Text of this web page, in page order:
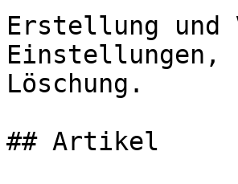
Erstellung und
Einstellungen,
Löschung.
## Artikel